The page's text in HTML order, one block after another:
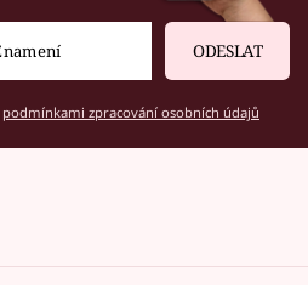
ODESLAT
podmínkami zpracování osobních údajů